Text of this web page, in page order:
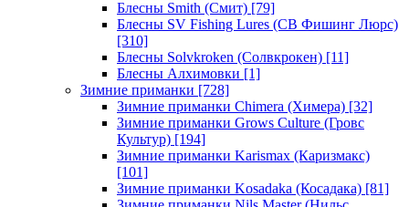
Блесны Smith (Смит) [79]
Блесны SV Fishing Lures (СВ Фишинг Люрс)
[310]
Блесны Solvkroken (Солвкрокен) [11]
Блесны Алхимовки [1]
Зимние приманки [728]
Зимние приманки Chimera (Химера) [32]
Зимние приманки Grows Culture (Гровс
Культур) [194]
Зимние приманки Karismax (Каризмакс)
[101]
Зимние приманки Kosadaka (Косадака) [81]